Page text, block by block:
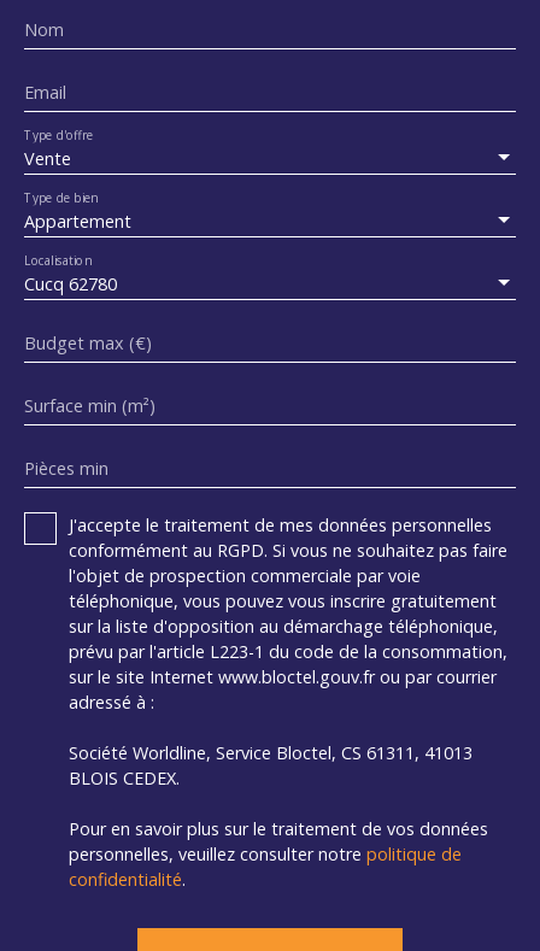
Nom
Email
Vente
Type d'offre
Appartement
Type de bien
Cucq 62780
Localisation
Budget max (€)
Surface min (m²)
Pièces min
J'accepte le traitement de mes données personnelles
conformément au RGPD. Si vous ne souhaitez pas faire
l'objet de prospection commerciale par voie
téléphonique, vous pouvez vous inscrire gratuitement
sur la liste d'opposition au démarchage téléphonique,
prévu par l'article L223-1 du code de la consommation,
sur le site Internet www.bloctel.gouv.fr ou par courrier
adressé à :
Société Worldline, Service Bloctel, CS 61311, 41013
BLOIS CEDEX.
Pour en savoir plus sur le traitement de vos données
personnelles, veuillez consulter notre politique de
confidentialité.